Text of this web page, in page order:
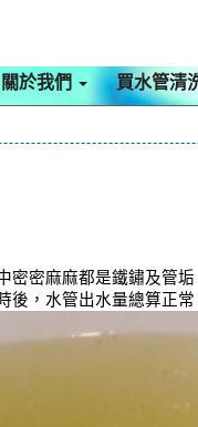
關於我們 買水管清
密麻麻都是鐵鏽及管
，水管出水量總算正